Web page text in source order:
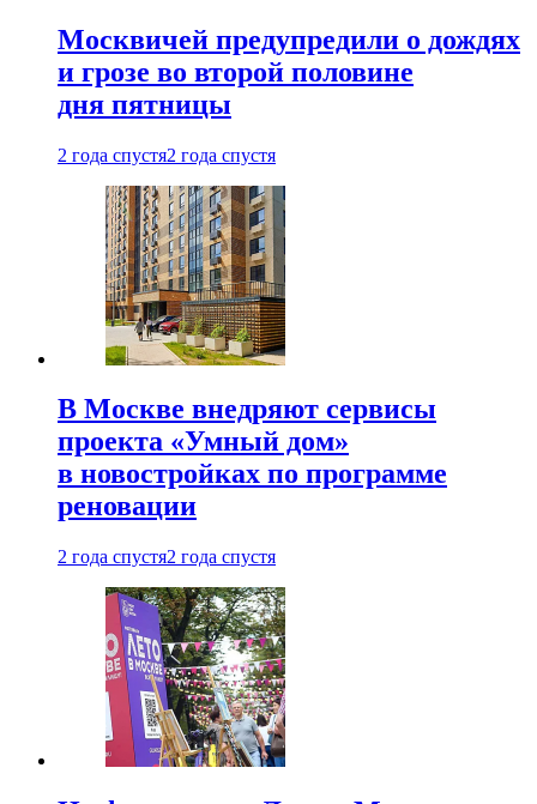
Москвичей предупредили о дождях
и грозе во второй половине
дня пятницы
2 года спустя2 года спустя
В Москве внедряют сервисы
проекта «Умный дом»
в новостройках по программе
реновации
2 года спустя2 года спустя